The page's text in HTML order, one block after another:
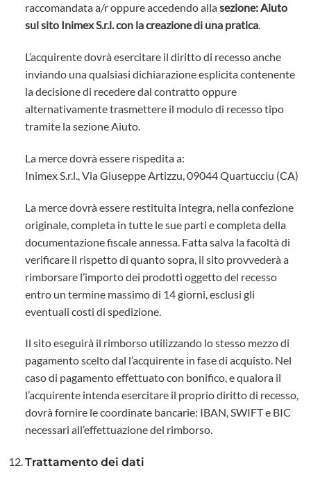
raccomandata a/r oppure accedendo allasezione: Aiuto
sul sito Inimex S.r.l. con la creazione di una pratica.
L’acquirente dovrà esercitare il diritto di recesso anche
inviando una qualsiasi dichiarazione esplicita contenente
la decisione di recedere dal contratto oppure
alternativamente trasmettere il modulo di recesso tipo
tramite la sezione Aiuto.
La merce dovrà essere rispedita a:
Inimex S.r.l., Via Giuseppe Artizzu, 09044 Quartucciu (CA)
La merce dovrà essere restituita integra, nella confezione
originale, completa in tutte le sue parti e completa della
documentazione fiscale annessa. Fatta salva la facoltà di
verificare il rispetto di quanto sopra, il sito provvederà a
rimborsare l’importo dei prodotti oggetto del recesso
entro un termine massimo di 14 giorni, esclusi gli
eventuali costi di spedizione.
Il sito eseguirà il rimborso utilizzando lo stesso mezzo di
pagamento scelto dal l’acquirente in fase di acquisto. Nel
caso di pagamento effettuato con bonifico, e qualora il
l’acquirente intenda esercitare il proprio diritto di recesso,
dovrà fornire le coordinate bancarie: IBAN, SWIFT e BIC
necessari all’effettuazione del rimborso.
Trattamento dei dati